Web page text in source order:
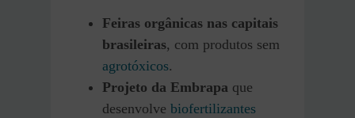
Feiras orgânicas nas capitais
brasileiras, com produtos sem
agrotóxicos.
Projeto da Embrapa que
desenvolve biofertilizantes